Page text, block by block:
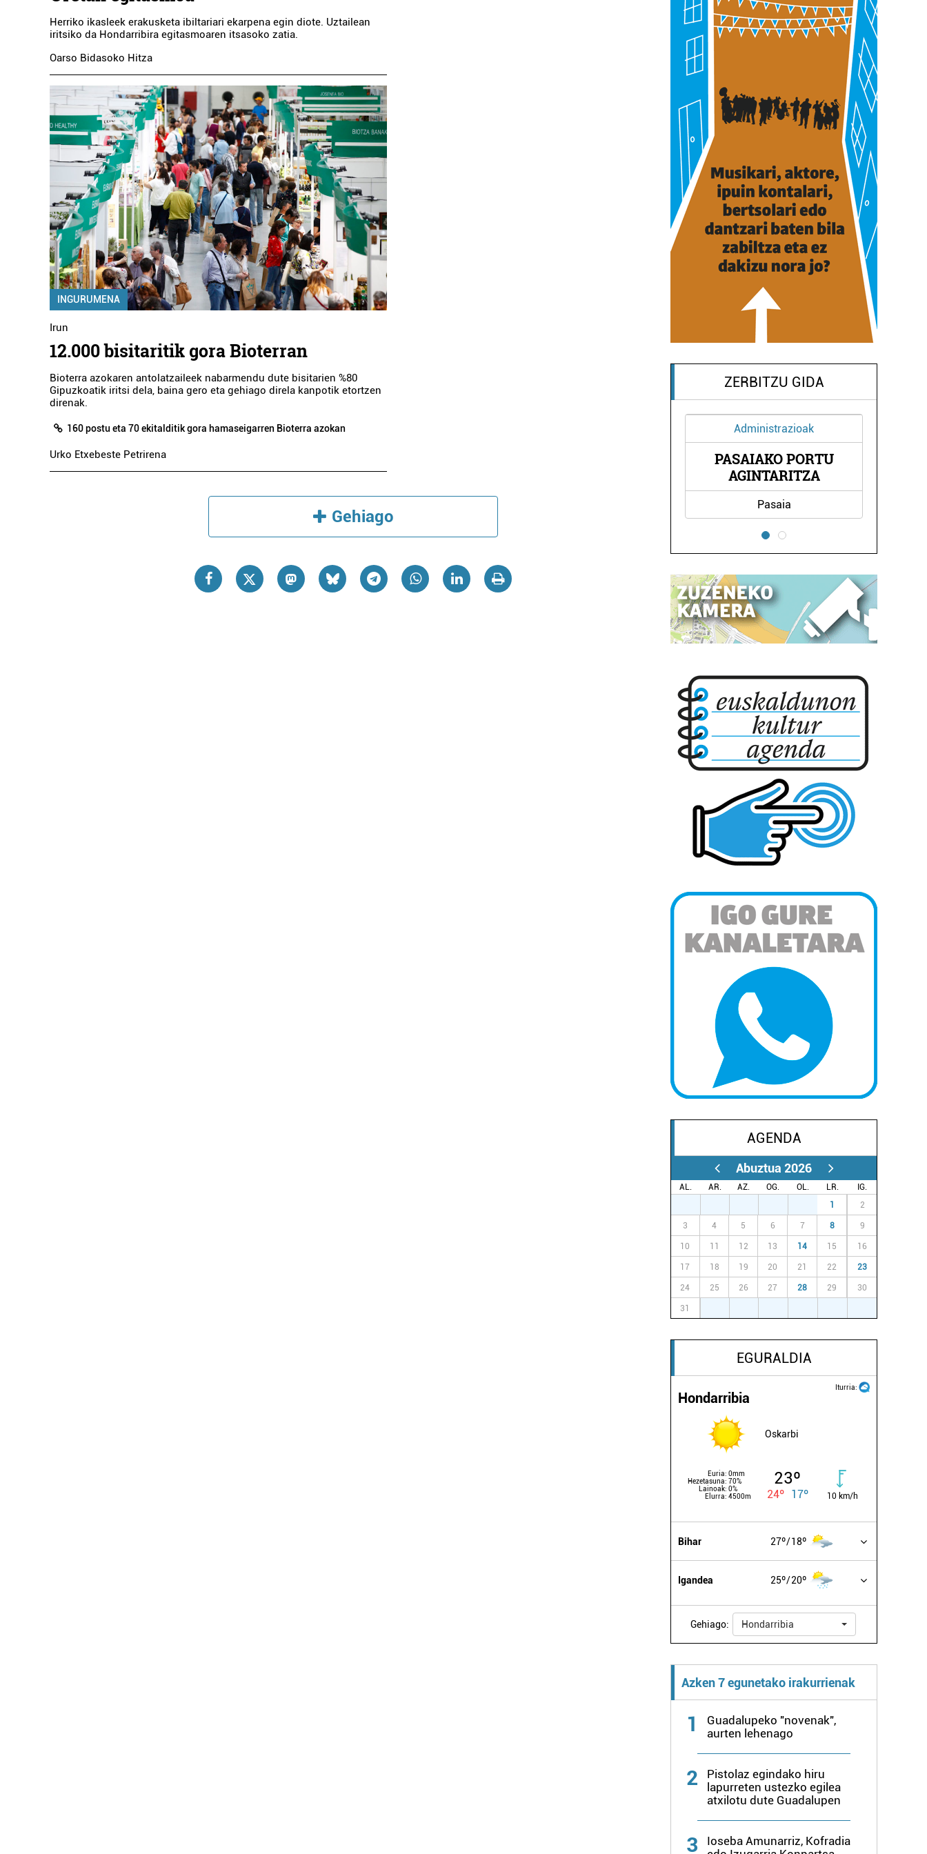
Herriko ikasleek erakusketa ibiltariari ekarpena egin diote. Uztailean
iritsiko da Hondarribira egitasmoaren itsasoko zatia.
Oarso Bidasoko Hitza
INGURUMENA
Irun
12.000 bisitaritik gora Bioterran
Bioterra azokaren antolatzaileek nabarmendu dute bisitarien %80
Gipuzkoatik iritsi dela, baina gero eta gehiago direla kanpotik etortzen
direnak.
160 postu eta 70 ekitalditik gora hamaseigarren Bioterra azokan
Urko Etxebeste Petrirena
Gehiago
ZERBITZU GIDA
Administrazioak
AGINTARITZA
Administrazioak
PASAIAKO PORTU
AGINTARITZA
Pasaia
AGENDA
Abuztua 2026
AL. AR. AZ. OG. OL. LR.
IG.
1 2
3 4 5 6 7 8 9
10 11 12 13 14 15 16
17 18 19 20 21 22 23
24 25 26 27 28 29 30
31
EGURALDIA
Iturria:
Hondarribia
Oskarbi
Euria: 0mm
Hezetasuna: 70%
Lainoak: 0%
Elurra: 4500m
23º
24º 17º 10 km/h
Bihar 27º 18º
Igandea 25º 20º
Gehiago: Hondarribia
Azken 7 egunetako irakurrienak
1
Guadalupeko "novenak",
aurten lehenago
2
Pistolaz egindako hiru
lapurreten ustezko egilea
atxilotu dute Guadalupen
3
Ioseba Amunarriz, Kofradia